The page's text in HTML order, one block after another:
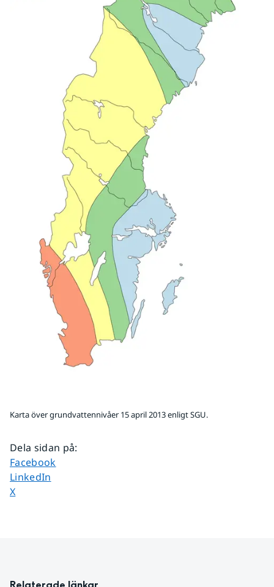
Karta över grundvattennivåer 15 april 2013 enligt SGU.
Dela sidan på:
Dela sidan på
Facebook
Dela sidan på
LinkedIn
Dela sidan på
X